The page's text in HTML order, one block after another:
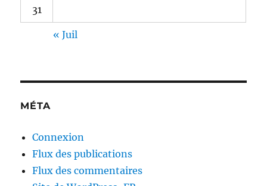
31
« Juil
MÉTA
Connexion
Flux des publications
Flux des commentaires